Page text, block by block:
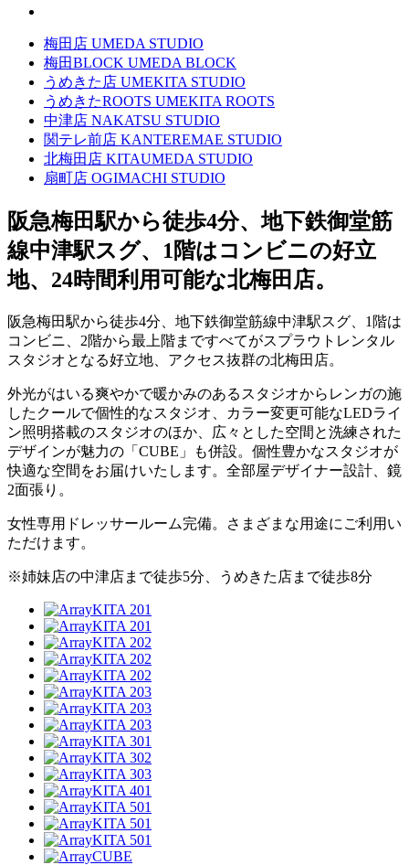
梅田店 UMEDA STUDIO
梅田BLOCK UMEDA BLOCK
うめきた店 UMEKITA STUDIO
うめきたROOTS UMEKITA ROOTS
中津店 NAKATSU STUDIO
関テレ前店 KANTEREMAE STUDIO
北梅田店 KITAUMEDA STUDIO
扇町店 OGIMACHI STUDIO
阪急梅田駅から徒歩4分、地下鉄御堂筋
線中津駅スグ、1階はコンビニの好立
地、24時間利用可能な北梅田店。
阪急梅田駅から徒歩4分、地下鉄御堂筋線中津駅スグ、1階は
コンビニ、2階から最上階まですべてがスプラウトレンタル
スタジオとなる好立地、アクセス抜群の北梅田店。
外光がはいる爽やかで暖かみのあるスタジオからレンガの施
したクールで個性的なスタジオ、カラー変更可能なLEDライ
ン照明搭載のスタジオのほか、広々とした空間と洗練された
デザインが魅力の「CUBE」も併設。個性豊かなスタジオが
快適な空間をお届けいたします。全部屋デザイナー設計、鏡
2面張り。
女性専用ドレッサールーム完備。さまざまな用途にご利用い
ただけます。
※姉妹店の中津店まで徒歩5分、うめきた店まで徒歩8分
KITA 201
KITA 201
KITA 202
KITA 202
KITA 202
KITA 203
KITA 203
KITA 203
KITA 301
KITA 302
KITA 303
KITA 401
KITA 501
KITA 501
KITA 501
CUBE